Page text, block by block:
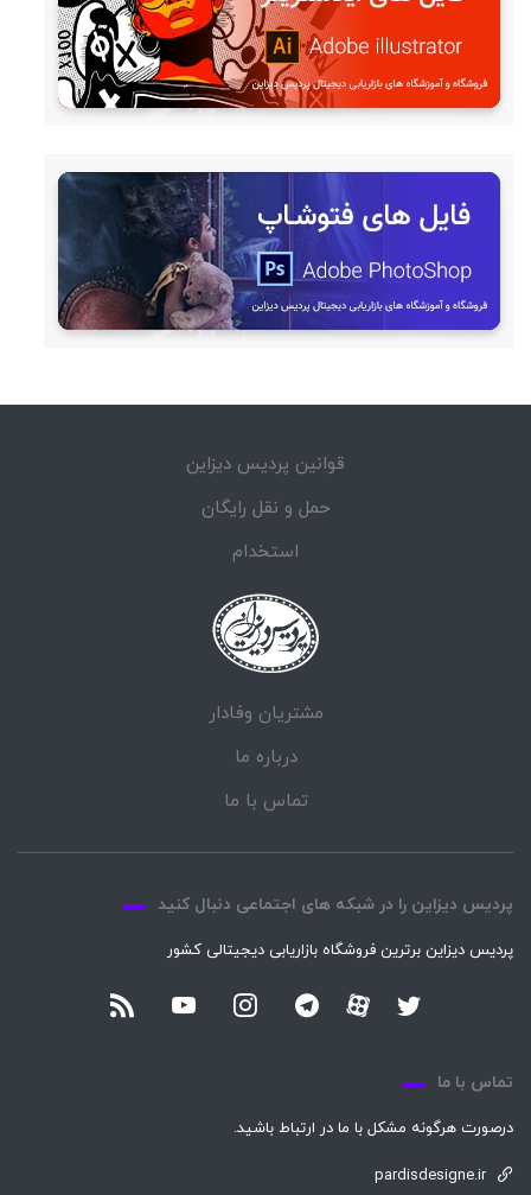
قوانین پردیس دیزاین
حمل و نقل رایگان
استخدام
مشتریان وفادار
درباره ما
تماس با ما
پردیس دیزاین را در شبکه های اجتماعی دنبال کنید
پردیس دیزاین برترین فروشگاه بازاریابی دیجیتالی کشور
تماس با ما
درصورت هرگونه مشکل با ما در ارتباط باشید.
pardisdesigne.ir